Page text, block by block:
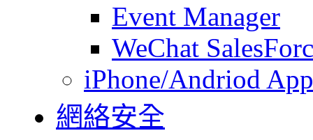
Event Manager
WeChat
iPhone/Andriod
網絡安全